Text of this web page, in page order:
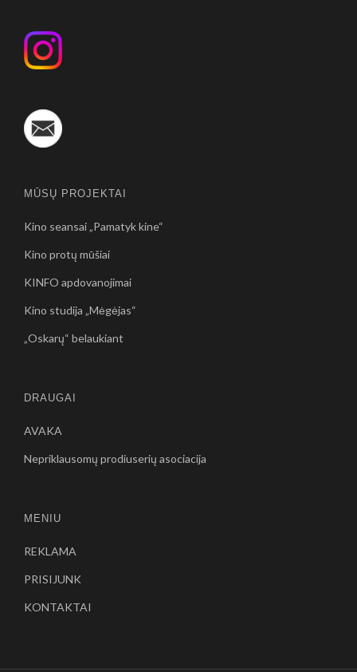
MŪSŲ PROJEKTAI
Kino seansai „Pamatyk kine“
Kino protų mūšiai
KINFO apdovanojimai
Kino studija „Mėgėjas“
„Oskarų“ belaukiant
DRAUGAI
AVAKA
Nepriklausomų prodiuserių asociacija
MENIU
REKLAMA
PRISIJUNK
KONTAKTAI